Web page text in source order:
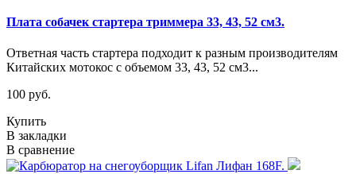
Плата собачек стартера триммера 33, 43, 52 см3.
Ответная часть стартера подходит к разным производителям
Китайских мотокос с объемом 33, 43, 52 см3...
100 руб.
Купить
В закладки
В сравнение